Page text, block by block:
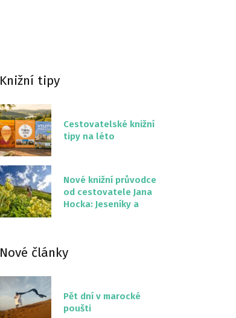
Knižní tipy
Cestovatelské knižní
tipy na léto
Nové knižní průvodce
od cestovatele Jana
Hocka: Jeseníky a
Nové články
Pět dní v marocké
poušti